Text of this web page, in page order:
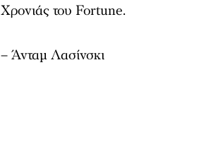
Χρονιάς του Fortune.
– Άνταμ Λασίνσκι